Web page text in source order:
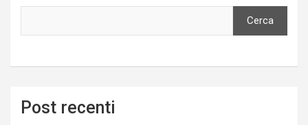
Cerca
Post recenti